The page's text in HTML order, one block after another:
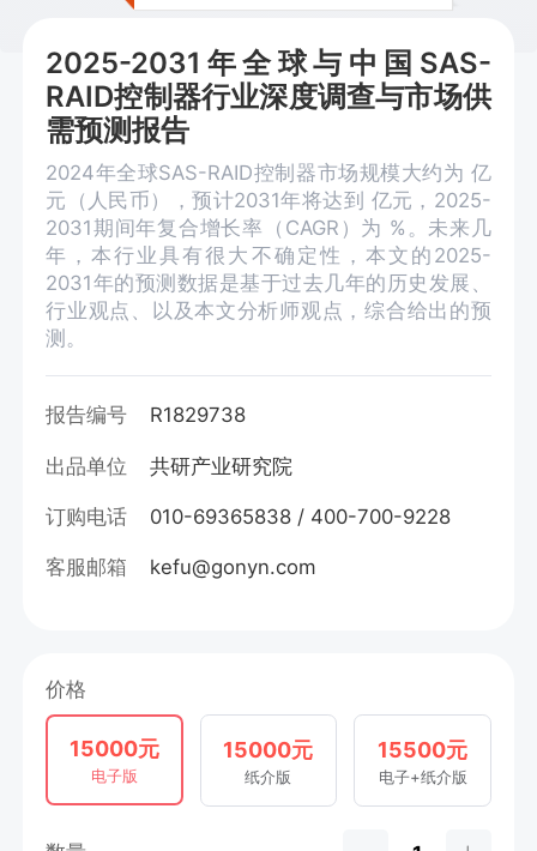
2025-2031年全球与中国SAS-
RAID控制器行业深度调查与市场供
需预测报告
2024年全球SAS-RAID控制器市场规模大约为 亿
元（人民币），预计2031年将达到 亿元，2025-
2031期间年复合增长率（CAGR）为 %。未来几
年，本行业具有很大不确定性，本文的2025-
2031年的预测数据是基于过去几年的历史发展、
行业观点、以及本文分析师观点，综合给出的预
测。
报告编号 R1829738
出品单位 共研产业研究院
订购电话 010-69365838 / 400-700-9228
客服邮箱 kefu@gonyn.com
价格
15000元
电子版
15000元
纸介版
15500元
电子+纸介版